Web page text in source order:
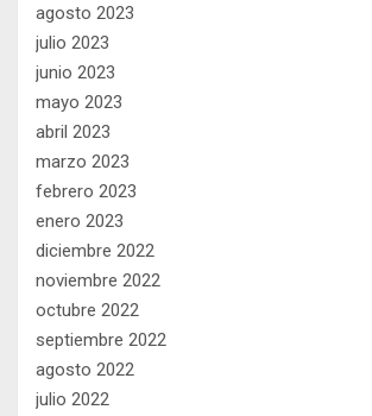
agosto 2023
julio 2023
junio 2023
mayo 2023
abril 2023
marzo 2023
febrero 2023
enero 2023
diciembre 2022
noviembre 2022
octubre 2022
septiembre 2022
agosto 2022
julio 2022